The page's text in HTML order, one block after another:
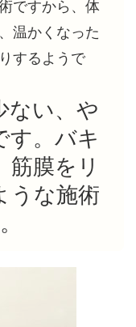
ですから、体
温かくなった
するようで
ない、や
す。バキ
筋膜をリ
うな施術